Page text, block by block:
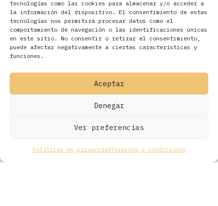
tecnologías como las cookies para almacenar y/o acceder a
la información del dispositivo. El consentimiento de estas
tecnologías nos permitirá procesar datos como el
comportamiento de navegación o las identificaciones únicas
en este sitio. No consentir o retirar el consentimiento,
puede afectar negativamente a ciertas características y
funciones.
Aceptar
Denegar
Ver preferencias
Políticas de privacidadTérminos y condiciones
Filtros